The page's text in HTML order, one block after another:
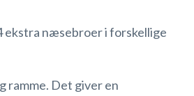
ekstra næsebroer i forskellige
ramme. Det giver en